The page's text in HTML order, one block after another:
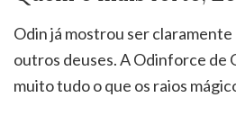
Odin já mostrou ser claramente
outros deuses. A Odinforce de
muito tudo o que os raios